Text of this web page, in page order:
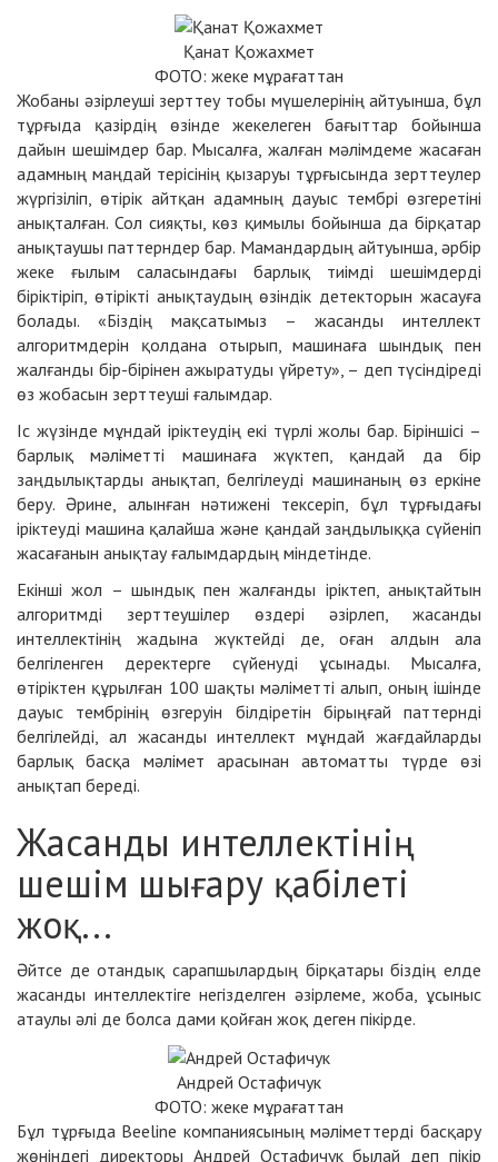
Қанат Қожахмет
ФОТО: жеке мұрағаттан
Жобаны әзірлеуші зерттеу тобы мүшелерінің айтуынша, бұл
тұрғыда қазірдің өзінде жекелеген бағыттар бойынша
дайын шешімдер бар. Мысалға, жалған мәлімдеме жасаған
адамның маңдай терісінің қызаруы тұрғысында зерттеулер
жүргізіліп, өтірік айтқан адамның дауыс тембрі өзгеретіні
анықталған. Сол сияқты, көз қимылы бойынша да бірқатар
анықтаушы паттерндер бар. Мамандардың айтуынша, әрбір
жеке ғылым саласындағы барлық тиімді шешімдерді
біріктіріп, өтірікті анықтаудың өзіндік детекторын жасауға
болады. «Біздің мақсатымыз – жасанды интеллект
алгоритмдерін қолдана отырып, машинаға шындық пен
жалғанды бір-бірінен ажыратуды үйрету», – деп түсіндіреді
өз жобасын зерттеуші ғалымдар.
Іс жүзінде мұндай іріктеудің екі түрлі жолы бар. Біріншісі –
барлық мәліметті машинаға жүктеп, қандай да бір
заңдылықтарды анықтап, белгілеуді машинаның өз еркіне
беру. Әрине, алынған нәтижені тексеріп, бұл тұрғыдағы
іріктеуді машина қалайша және қандай заңдылыққа сүйеніп
жасағанын анықтау ғалымдардың міндетінде.
Екінші жол – шындық пен жалғанды іріктеп, анықтайтын
алгоритмді зерттеушілер өздері әзірлеп, жасанды
интеллектінің жадына жүктейді де, оған алдын ала
белгіленген деректерге сүйенуді ұсынады. Мысалға,
өтіріктен құрылған 100 шақты мәліметті алып, оның ішінде
дауыс тембрінің өзгеруін білдіретін бірыңғай паттернді
белгілейді, ал жасанды интеллект мұндай жағдайларды
барлық басқа мәлімет арасынан автоматты түрде өзі
анықтап береді.
Жасанды интеллектінің
шешім шығару қабілеті
жоқ...
Әйтсе де отандық сарапшылардың бірқатары біздің елде
жасанды интеллектіге негізделген әзірлеме, жоба, ұсыныс
атаулы әлі де болса дами қойған жоқ деген пікірде.
Андрей Остафичук
ФОТО: жеке мұрағаттан
Бұл тұрғыда Beeline компаниясының мәліметтерді басқару
жөніндегі директоры Андрей Остафичук былай деп пікір